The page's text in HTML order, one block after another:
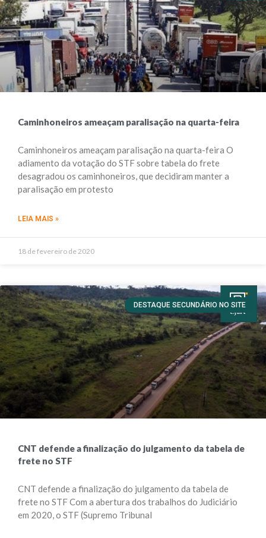
Caminhoneiros ameaçam paralisação na quarta-feira
Caminhoneiros ameaçam paralisação na quarta-feira O
adiamento da votação do STF sobre tabela do frete
desagradou os caminhoneiros, que decidiram manter a
paralisação em protesto
LEIA MAIS »
18 de fevereiro de 2020
DESTAQUE SECUNDÁRIO NO SITE
CNT defende a finalização do julgamento da tabela de
frete no STF
CNT defende a finalização do julgamento da tabela de
frete no STF Com a abertura dos trabalhos do Judiciário
em 2020, o STF (Supremo Tribunal